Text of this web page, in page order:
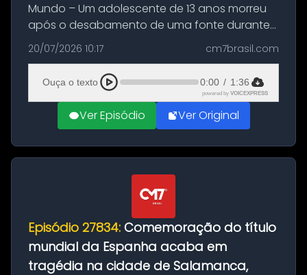
Mundo – Um adolescente de 13 anos morreu
após o desabamento de uma fonte durante
as comemorações pelo título da Copa do
Mundo conquistado pela Espanha, em
Ciudad Rodrigo, na província de Salamanca,
no...
20/07/2026 10:17 cm7brasil.com
Ouça o texto 0:00 / 1:36
powered by VOICEXPRESS
Ver Episódio Ver Original
Episódio 27834: Comemoração do título
mundial da Espanha acaba em
tragédia na cidade de Salamanca,